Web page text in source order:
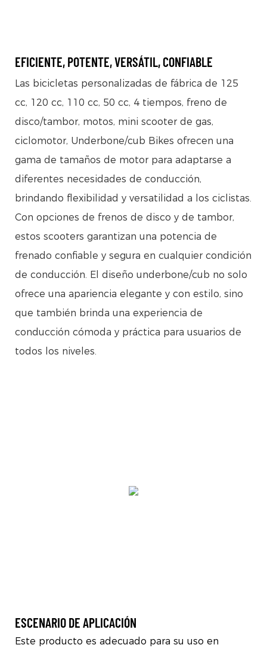
EFICIENTE, POTENTE, VERSÁTIL, CONFIABLE
Las bicicletas personalizadas de fábrica de 125
cc, 120 cc, 110 cc, 50 cc, 4 tiempos, freno de
disco/tambor, motos, mini scooter de gas,
ciclomotor, Underbone/cub Bikes ofrecen una
gama de tamaños de motor para adaptarse a
diferentes necesidades de conducción,
brindando flexibilidad y versatilidad a los ciclistas.
Con opciones de frenos de disco y de tambor,
estos scooters garantizan una potencia de
frenado confiable y segura en cualquier condición
de conducción. El diseño underbone/cub no solo
ofrece una apariencia elegante y con estilo, sino
que también brinda una experiencia de
conducción cómoda y práctica para usuarios de
todos los niveles.
ESCENARIO DE APLICACIÓN
Este producto es adecuado para su uso en